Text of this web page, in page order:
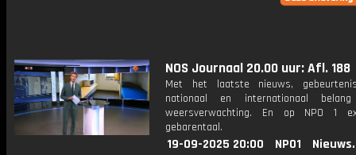
NOS Journaal 20.00 uur: Afl. 188
Met het laatste nieuws,
nationaal en internationaal
weersverwachting. En op NPO 1
gebarentaal.
19-09-2025 20:00 NPO1